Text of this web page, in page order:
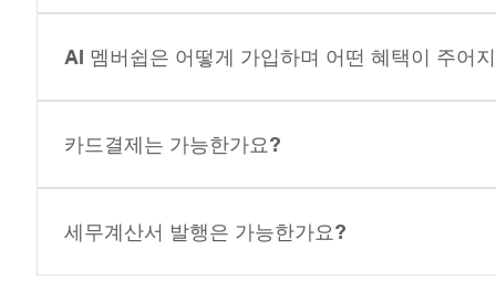
세요.
AI 멤버쉽은 어떻게 가입하며 어떤 혜택이 주어
원 혜택은 해당 링크를 통해 확인 부탁드릴게요. AI 멤
카드결제는 가능한가요?
세무계산서 발행은 가능한가요?